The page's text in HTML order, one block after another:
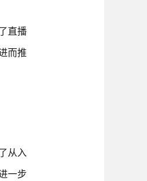
直播
而推
从入
一步